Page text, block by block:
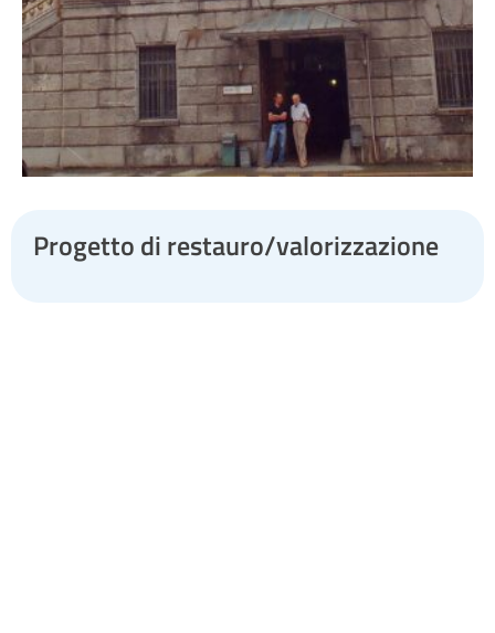
Progetto di restauro/valorizzazione